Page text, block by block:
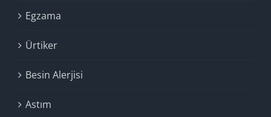
Egzama
Ürtiker
Besin Alerjisi
Astım